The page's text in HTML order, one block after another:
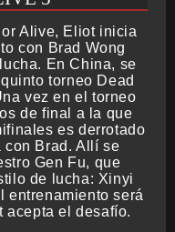
Alive, Eliot inicia
con Brad Wong
En China, se
torneo Dead
vez en el torneo
de final a la que
es derrotado
con Brad. Allí se
Gen Fu, que
de lucha: Xinyi
entrenamiento será
acepta el desafío.